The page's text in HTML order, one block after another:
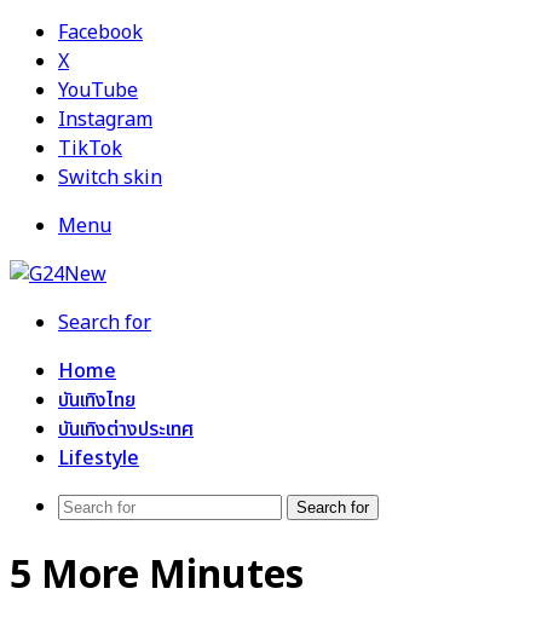
Facebook
X
YouTube
Instagram
TikTok
Switch skin
Menu
Search for
Home
บันเทิงไทย
บันเทิงต่างประเทศ
Lifestyle
Search for
5 More Minutes